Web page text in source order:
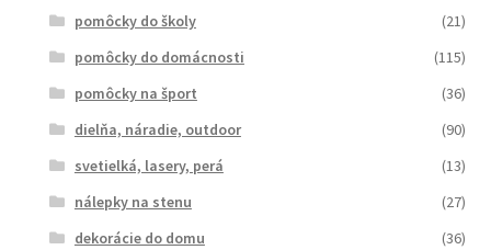
pomôcky do školy
(21)
pomôcky do domácnosti
(115)
pomôcky na šport
(36)
dielňa, náradie, outdoor
(90)
svetielká, lasery, perá
(13)
nálepky na stenu
(27)
dekorácie do domu
(36)